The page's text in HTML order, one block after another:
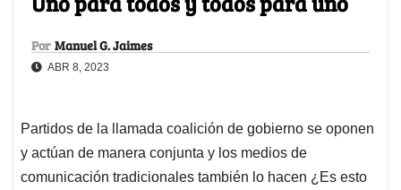
Por Manuel G. Jaimes
ABR 8, 2023
Partidos de la llamada coalición de gobierno se oponen
y actúan de manera conjunta y los medios de
comunicación tradicionales también lo hacen ¿Es esto